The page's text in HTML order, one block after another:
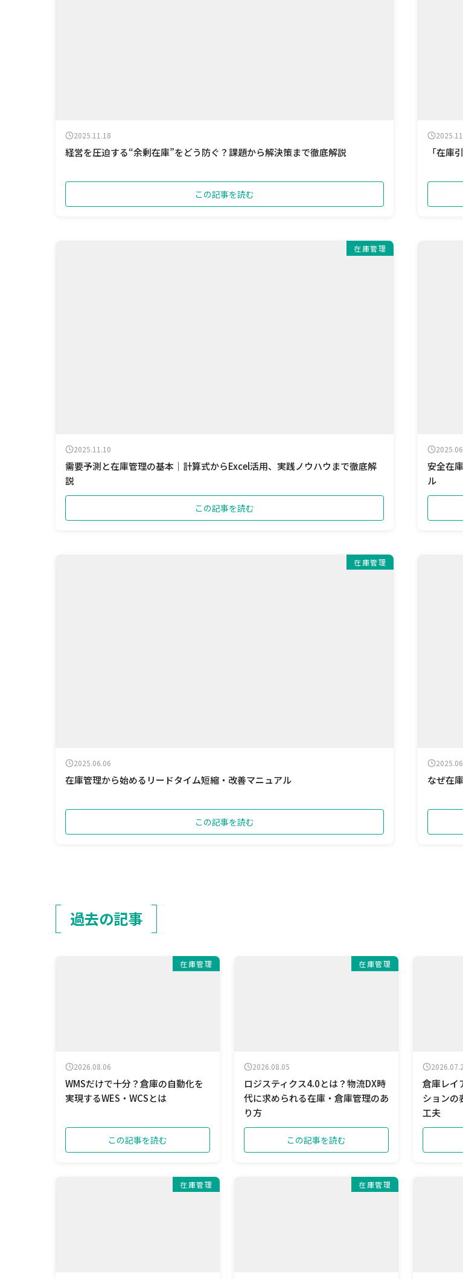
2025.11.18
経営を圧迫する“余剰在庫”をどう防ぐ？課題から解決策まで徹底解説
この記事を読む
「在庫
在庫管理
2025.11.10
需要予測と在庫管理の基本｜計算式からExcel活用、実践ノウハウまで徹底解
説
この記事を読む
安全在
ル
在庫管理
2025.06.06
在庫管理から始めるリードタイム短縮・改善マニュアル
この記事を読む
なぜ在
過去の記事
在庫管理
2026.08.06
WMSだけで十分？倉庫の自動化を
実現するWES・WCSとは
この記事を読む
在庫管理
2026.08.05
ロジスティクス4.0とは？物流DX時
代に求められる在庫・倉庫管理のあ
り方
この記事を読む
倉庫レイ
ションの
工夫
在庫管理 在庫管理